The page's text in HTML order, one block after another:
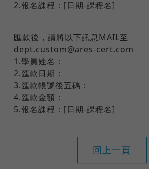
2.報名課程：[日期-課程名]
匯款後，請將以下訊息MAIL至
dept.custom@ares-cert.com
1.學員姓名：
2.匯款日期：
3.匯款帳號後五碼：
4.匯款金額：
5.報名課程：[日期-課程名]
回上一頁